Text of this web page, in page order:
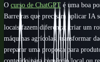
O curso de ChatGPT é uma boa
Barreiras que precisam aplicar IA
locais fazem diferença: criar um
máquinas agrícolas, transformar
preparar uma proposta para